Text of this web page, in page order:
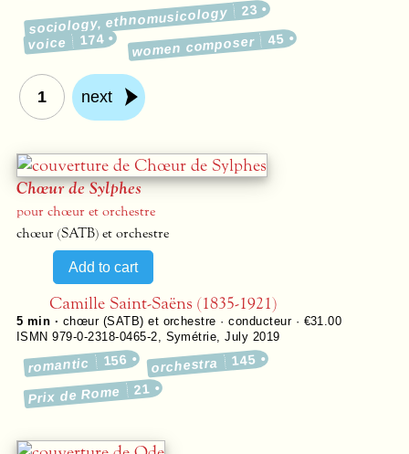
sociology, ethnomusicology 23
voice 174 women composer 45
1 next
Chœur de Sylphes
pour chœur et orchestre
chœur (SATB) et orchestre
Camille Saint-Saëns (1835-1921)
5 min · chœur (SATB) et orchestre · conducteur · €31.00
ISMN 979-0-2318-0465-2
Symétrie ,July 2019
romantic 156 orchestra 145
Prix de Rome 21